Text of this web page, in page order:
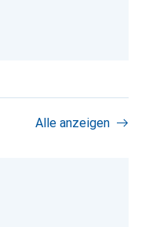
Alle anzeigen